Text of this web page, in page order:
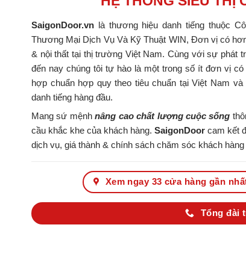
SaigonDoor.vn là thương hiệu danh tiếng thuộc
Thương Mại Dịch Vụ Và Kỹ Thuật WIN, Đơn vị có
& nội thất tại thị trường Việt Nam. Cùng với sự phát
đến nay chúng tôi tự hào là một trong số ít đơn vị
hợp chuẩn hợp quy theo tiêu chuẩn tại Việt Nam
danh tiếng hàng đầu.
Mang sứ mệnhnâng cao chất lượng cuộc sống
cầu khắc khe của khách hàng.SaigonDoor cam kết
dịch vụ, giá thành & chính sách chăm sóc khách
Xem ngay 33 cửa hàng gần
Tổng đài